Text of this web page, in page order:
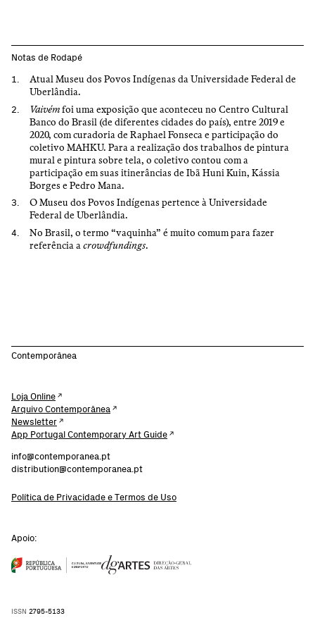
Notas de Rodapé
Atual Museu dos Povos Indígenas da Universidade Federal de
Uberlândia.
Vaivém foi uma exposição que aconteceu no Centro Cultural
Banco do Brasil (de diferentes cidades do país), entre 2019 e
2020, com curadoria de Raphael Fonseca e participação do
coletivo MAHKU. Para a realização dos trabalhos de pintura
mural e pintura sobre tela, o coletivo contou com a
participação em suas itinerâncias de Ibã Huni Kuin, Kássia
Borges e Pedro Mana.
O Museu dos Povos Indígenas pertence à Universidade
Federal de Uberlândia.
No Brasil, o termo “vaquinha” é muito comum para fazer
referência a crowdfundings.
Contemporânea
Loja Online
Arquivo Contemporânea
Newsletter
App Portugal Contemporary Art Guide
info@contemporanea.pt
distribution@contemporanea.pt
Política de Privacidade e Termos de Uso
Apoio:
ISSN 2795-5133